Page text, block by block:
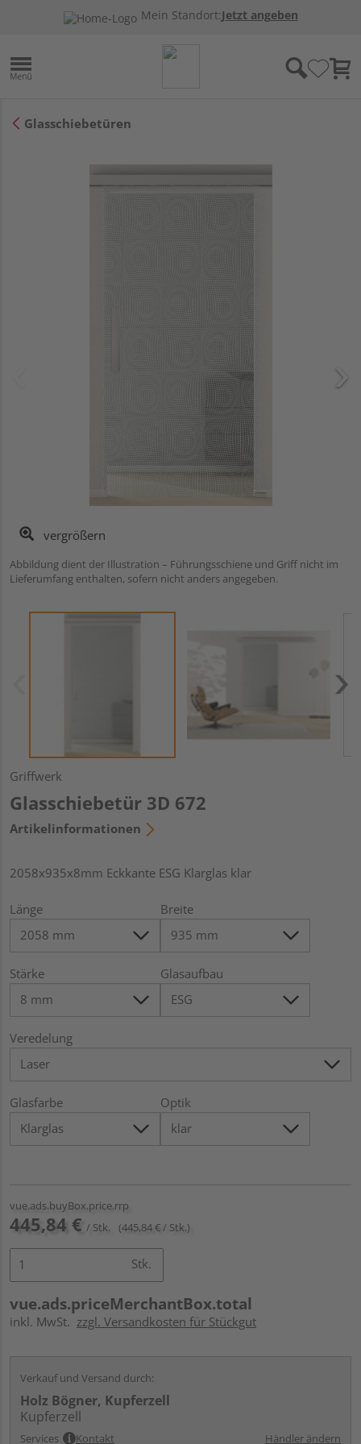
Mein Standort:Jetzt angeben
Glasschiebetüren
vergrößern
Abbildung dient der Illustration – Führungsschiene und Griff nicht im
Lieferumfang enthalten, sofern nicht anders angegeben.
Griffwerk
Glasschiebetür 3D 672
Artikelinformationen
2058x935x8mm Eckkante ESG Klarglas klar
Länge Breite
Stärke Glasaufbau
Veredelung
Glasfarbe Optik
vue.ads.buyBox.price.rrp
445,84 € / Stk. (445,84 € / Stk.)
Stk.
vue.ads.priceMerchantBox.total
inkl. MwSt. zzgl. Versandkosten für Stückgut
Verkauf und Versand durch:
Holz Bögner, Kupferzell
Kupferzell
Services Kontakt Händler ändern